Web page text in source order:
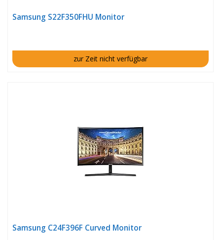
Samsung S22F350FHU Monitor
zur Zeit nicht verfügbar
Samsung C24F396F Curved Monitor